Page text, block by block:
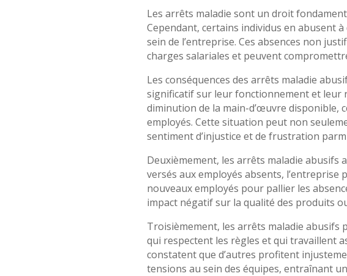
Les arrêts maladie sont un droit
Cependant, certains individus en abusent
sein de l’entreprise. Ces absences non
charges salariales et peuvent
Les conséquences des arrêts maladie
significatif sur leur fonctionnement et leur
diminution de la main-d’œuvre disponible,
employés. Cette situation peut non
sentiment d’injustice et de frustration
Deuxièmement, les arrêts maladie abusifs
versés aux employés absents,
nouveaux employés pour pallier les
impact négatif sur la qualité des produits
Troisièmement, les arrêts maladie abusifs
qui respectent les règles et qui travaillent
constatent que d’autres profitent
tensions au sein des équipes, entraînant